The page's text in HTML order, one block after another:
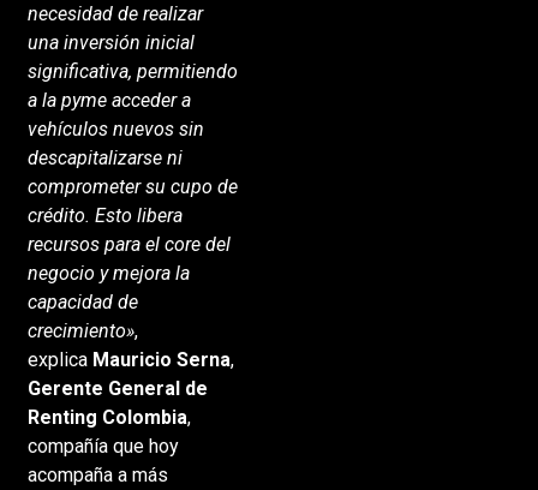
necesidad de realizar
una inversión inicial
significativa, permitiendo
a la pyme acceder a
vehículos nuevos sin
descapitalizarse ni
comprometer su cupo de
crédito. Esto libera
recursos para el core del
negocio y mejora la
capacidad de
crecimiento»,
explica Mauricio Serna,
Gerente General de
Renting Colombia,
compañía que hoy
acompaña a más